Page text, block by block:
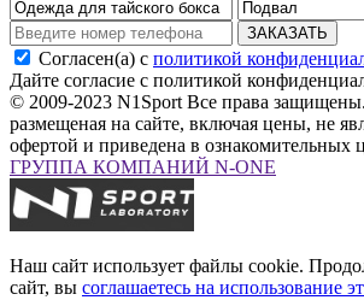
ЗАКАЗАТЬ
Согласен(а) с политикой
Дайте согласие с политикой
© 2009-2023 N1Sport Все права защищены.
размещеная на сайте, включая цены, не
офертой и приведена в ознакомительных
ГРУППА КОМПАНИЙ N-ONE
Наш сайт использует файлы cookie.
сайт, вы соглашаетесь на использование